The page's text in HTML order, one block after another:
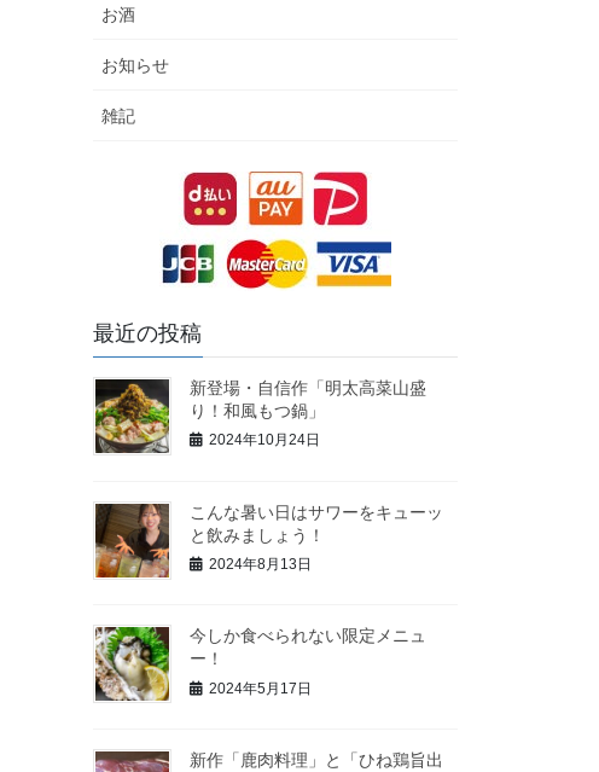
お酒
お知らせ
雑記
最近の投稿
新登場・自信作「明太高菜山盛
り！和風もつ鍋」
2024年10月24日
こんな暑い日はサワーをキューッ
と飲みましょう！
2024年8月13日
今しか食べられない限定メニュ
ー！
2024年5月17日
新作「鹿肉料理」と「ひね鶏旨出